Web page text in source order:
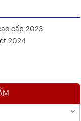
cấp 2023
2024